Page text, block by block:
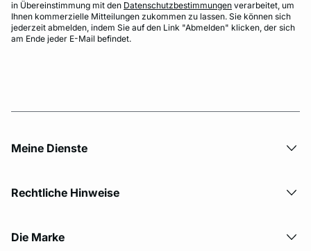
in Übereinstimmung mit den Datenschutzbestimmungen verarbeitet, um
Ihnen kommerzielle Mitteilungen zukommen zu lassen. Sie können sich
jederzeit abmelden, indem Sie auf den Link "Abmelden" klicken, der sich
am Ende jeder E-Mail befindet.
Meine Dienste
Rechtliche Hinweise
Die Marke